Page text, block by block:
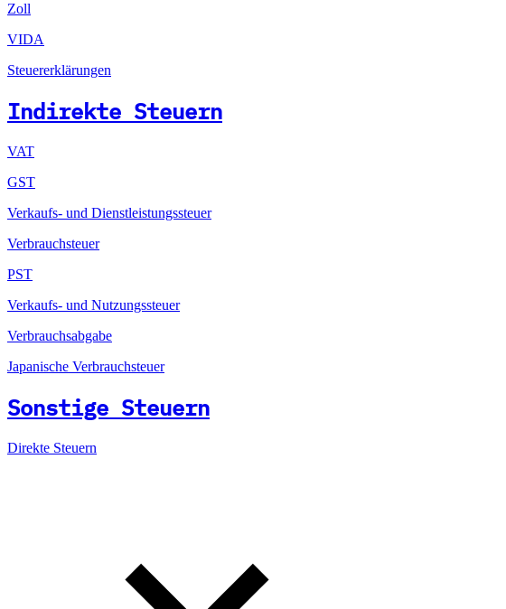
Zoll
VIDA
Steuererklärungen
Indirekte Steuern
VAT
GST
Verkaufs- und Dienstleistungssteuer
Verbrauchsteuer
PST
Verkaufs- und Nutzungssteuer
Verbrauchsabgabe
Japanische Verbrauchsteuer
Sonstige Steuern
Direkte Steuern